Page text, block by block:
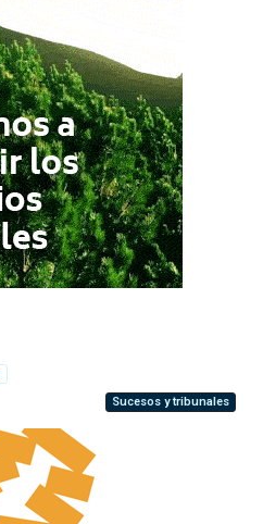
Sucesos y tribunales